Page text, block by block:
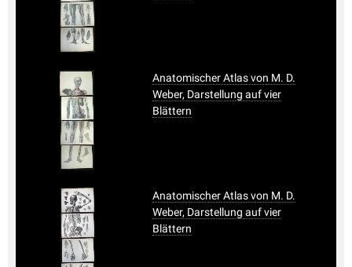
Anatomischer Atlas von M. D.
Weber, Darstellung auf vier
Blättern
Anatomischer Atlas von M. D.
Weber, Darstellung auf vier
Blättern